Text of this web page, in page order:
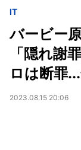
IT
バービー
「隠れ謝
ロは断罪
2023.08.15 20:06